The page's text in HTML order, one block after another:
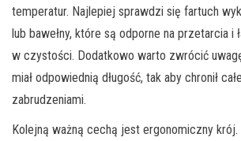
temperatur. Najlepiej sprawdzi się fartuch
lub bawełny, które są odporne na przetarcia i
w czystości. Dodatkowo warto zwrócić
miał odpowiednią długość, tak aby chronił
zabrudzeniami.
Kolejną ważną cechą jest ergonomiczny krój.